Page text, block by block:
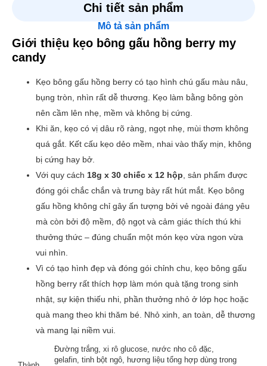
Chi tiết sản phẩm
Mô tả sản phẩm
Giới thiệu kẹo bông gấu hồng berry my
candy
Kẹo bông gấu hồng berry có tạo hình chú gấu màu nâu,
bụng tròn, nhìn rất dễ thương. Kẹo làm bằng bông gòn
nên cầm lên nhẹ, mềm và không bị cứng.
Khi ăn, kẹo có vị dâu rõ ràng, ngọt nhẹ, mùi thơm không
quá gắt. Kết cấu kẹo dẻo mềm, nhai vào thấy mịn, không
bị cứng hay bở.
Với quy cách 18g x 30 chiếc x 12 hộp , sản phẩm được
đóng gói chắc chắn và trưng bày rất hút mắt. Kẹo bông
gấu hồng không chỉ gây ấn tượng bởi vẻ ngoài đáng yêu
mà còn bởi độ mềm, độ ngọt và cảm giác thích thú khi
thưởng thức – đúng chuẩn một món kẹo vừa ngon vừa
vui nhìn.
Vì có tạo hình đẹp và đóng gói chỉnh chu, kẹo bông gấu
hồng berry rất thích hợp làm món quà tặng trong sinh
nhật, sự kiện thiếu nhi, phần thưởng nhỏ ở lớp học hoặc
quà mang theo khi thăm bé. Nhỏ xinh, an toàn, dễ thương
và mang lại niềm vui.
Đường trắng, xi rô glucose, nước nho cô đặc,
gelafin, tinh bột ngô, hương liệu tổng hợp dùng trong